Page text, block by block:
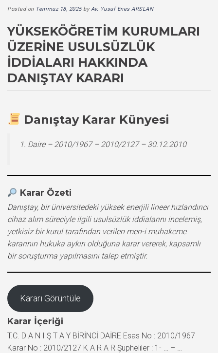
Posted on Temmuz 18, 2025byAv. Yusuf Enes ARSLAN
YÜKSEKÖĞRETIM KURUMLARI
ÜZERINE USULSÜZLÜK
İDDIALARI HAKKINDA
DANIŞTAY KARARI
Danıştay Karar Künyesi
1. Daire – 2010/1967 – 2010/2127 – 30.12.2010
Karar Özeti
Danıştay, bir üniversitedeki yüksek enerjili lineer hızlandırıcı
cihaz alım süreciyle ilgili usulsüzlük iddialarını incelemiş,
yetkisiz bir kurul tarafından verilen men-i muhakeme
kararının hukuka aykırı olduğuna karar vererek, kapsamlı
bir soruşturma yapılmasını talep etmiştir.
Kararı Görüntüle
Karar İçeriği
T.C. D A N I Ş T A Y BİRİNCİ DAİRE Esas No : 2010/1967
Karar No : 2010/2127 K A R A R Şüpheliler : 1- … – …